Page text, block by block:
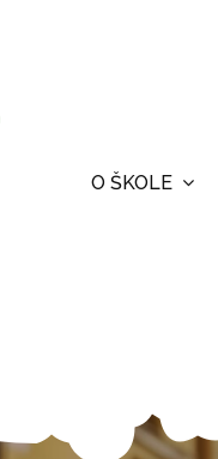
O ŠKOLE